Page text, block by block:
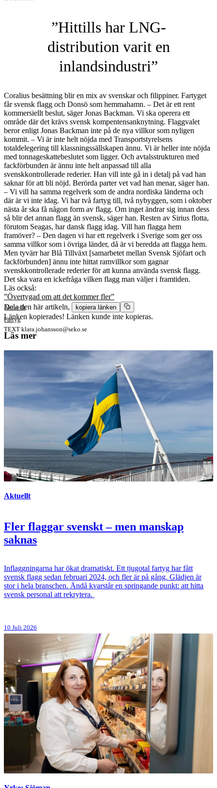
”Hittills har LNG-
distribution varit en
inlandsindustri”
Coralius besättning blir en mix av svenskar och filippiner. Fartyget
får svensk flagg och Donsö som hemmahamn. – Det är ett rent
kommersiellt beslut, säger Jonas Backman. Vi ska operera ett
område där det krävs svensk kompentensanknytning. Flaggvalet
beror enligt Jonas Backman inte på de nya villkor som nyligen
kommit. – Vi är inte helt nöjda med Transportstyrelsens
totaldelegering till klassningssällskapen ännu. Vi är heller inte nöjda
med tonnageskattebeslutet som ligger. Och avtalsstrukturen med
fackförbunden är ännu inte helt anpassad till alla
svenskkontrollerade rederier. Han vill inte gå in i detalj på vad han
saknar för att bli nöjd. Berörda parter vet vad han menar, säger han.
– Vi vill ha samma regelverk som de andra nordiska länderna och
där är vi inte idag. Vi har två fartyg till, två nybyggen, som i oktober
nästa år ska få någon form av flagg. Om inget ändrar sig innan dess
så blir det annan flagg än svensk, säger han. Resten av Sirius flotta,
förutom Seagas, har dansk flagg idag. Vill han flagga hem
framöver? – Den dagen vi har ett regelverk i Sverige som ger oss
samma villkor som i övriga länder, då är vi beredda att flagga hem.
Men tyvärr har Blå Tillväxt [samarbetet mellan Svensk Sjöfart och
fackförbunden] ännu inte hittat ramvillkor som gagnar
svenskkontrollerade rederier för att kunna använda svensk flagg.
Det ska vara en ickefråga vilken flagg man väljer i framtiden.
Läs också:
”Övertygad om att det kommer fler”
Aktuellt
Fartyg
TEXT klara.johansson@seko.se
Dela den här artikeln, kopiera länken
Länken kopierades! Länken kunde inte kopieras.
Läs mer
Aktuellt
Fler flaggar svenskt – men manskap
saknas
Inflaggningarna har ökat dramatiskt. Ett tjugotal fartyg har fått
svensk flagg sedan februari 2024, och fler är på gång. Glädjen är
stor i hela branschen. Ändå kvarstår en springande punkt: att hitta
svensk personal att rekrytera.
10 Juli 2026